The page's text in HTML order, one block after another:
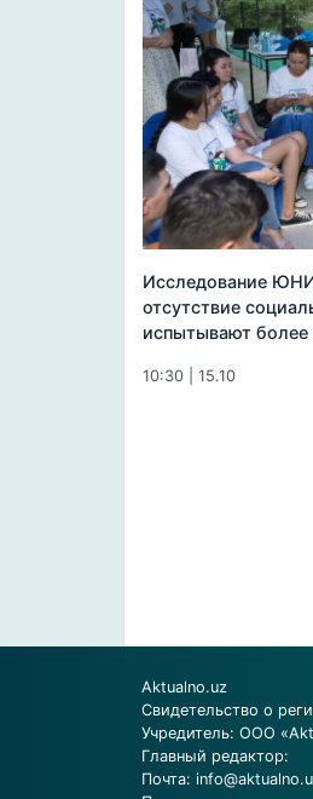
Исследование
отсутствие
испытывают более
10:30 | 15.10
Aktualno.uz
Свидетельство о
Учредитель: ООО
Главный редактор:
Почта: